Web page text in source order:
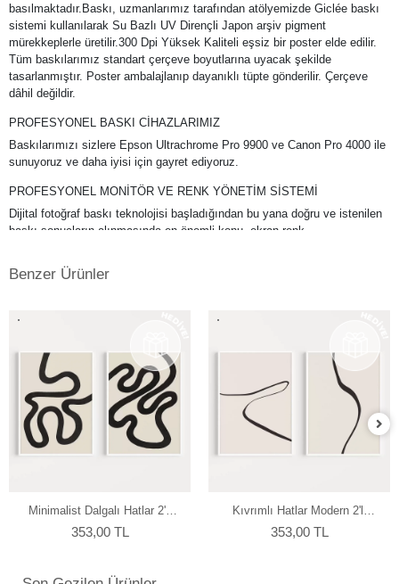
basılmaktadır.Baskı, uzmanlarımız tarafından atölyemizde Giclée baskı
sistemi kullanılarak Su Bazlı UV Dirençli Japon arşiv pigment
mürekkeplerle üretilir.300 Dpi Yüksek Kaliteli eşsiz bir poster elde edilir.
Tüm baskılarımız standart çerçeve boyutlarına uyacak şekilde
tasarlanmıştır. Poster ambalajlanıp dayanıklı tüpte gönderilir. Çerçeve
dâhil değildir.
PROFESYONEL BASKI CİHAZLARIMIZ
Baskılarımızı sizlere Epson Ultrachrome Pro 9900 ve Canon Pro 4000 ile
sunuyoruz ve daha iyisi için gayret ediyoruz.
PROFESYONEL MONİTÖR VE RENK YÖNETİM SİSTEMİ
Dijital fotoğraf baskı teknolojisi başladığından bu yana doğru ve istenilen
baskı sonuçların alınmasında en önemli konu, ekran renk
da profesyonel monitör kullanımını gerektirmektedir. Kullanmış
olduğumuz Eizo monitörlerde düzenli aralıklarla renk kalibrasyonu
Benzer Ürünler
Minimalist Dalgalı Hatlar 2'li
Poster
353,00 TL
Kıvrımlı Hatlar Modern 2'li
Poster
353,00 TL